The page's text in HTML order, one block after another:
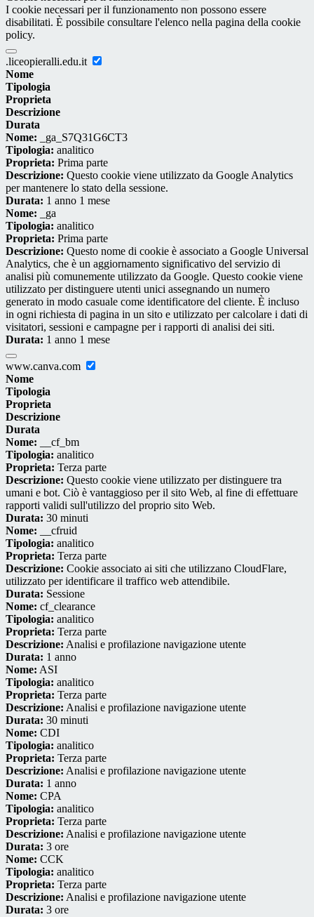
I cookie necessari per il funzionamento non possono essere
disabilitati. È possibile consultare l'elenco nella pagina della cookie
policy.
.liceopieralli.edu.it
Nome
Tipologia
Proprieta
Descrizione
Durata
Nome: _ga_S7Q31G6CT3
Tipologia: analitico
Proprieta: Prima parte
Descrizione: Questo cookie viene utilizzato da Google Analytics
per mantenere lo stato della sessione.
Durata: 1 anno 1 mese
Nome: _ga
Tipologia: analitico
Proprieta: Prima parte
Descrizione: Questo nome di cookie è associato a Google Universal
Analytics, che è un aggiornamento significativo del servizio di
analisi più comunemente utilizzato da Google. Questo cookie viene
utilizzato per distinguere utenti unici assegnando un numero
generato in modo casuale come identificatore del cliente. È incluso
in ogni richiesta di pagina in un sito e utilizzato per calcolare i dati di
visitatori, sessioni e campagne per i rapporti di analisi dei siti.
Durata: 1 anno 1 mese
www.canva.com
Nome
Tipologia
Proprieta
Descrizione
Durata
Nome: __cf_bm
Tipologia: analitico
Proprieta: Terza parte
Descrizione: Questo cookie viene utilizzato per distinguere tra
umani e bot. Ciò è vantaggioso per il sito Web, al fine di effettuare
rapporti validi sull'utilizzo del proprio sito Web.
Durata: 30 minuti
Nome: __cfruid
Tipologia: analitico
Proprieta: Terza parte
Descrizione: Cookie associato ai siti che utilizzano CloudFlare,
utilizzato per identificare il traffico web attendibile.
Durata: Sessione
Nome: cf_clearance
Tipologia: analitico
Proprieta: Terza parte
Descrizione: Analisi e profilazione navigazione utente
Durata: 1 anno
Nome: ASI
Tipologia: analitico
Proprieta: Terza parte
Descrizione: Analisi e profilazione navigazione utente
Durata: 30 minuti
Nome: CDI
Tipologia: analitico
Proprieta: Terza parte
Descrizione: Analisi e profilazione navigazione utente
Durata: 1 anno
Nome: CPA
Tipologia: analitico
Proprieta: Terza parte
Descrizione: Analisi e profilazione navigazione utente
Durata: 3 ore
Nome: CCK
Tipologia: analitico
Proprieta: Terza parte
Descrizione: Analisi e profilazione navigazione utente
Durata: 3 ore